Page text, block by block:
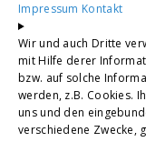
Unsere
4,2
Impressum Kontakt
Wir und auch Dritte
mit Hilfe derer
bzw. auf solche
werden, z.B. Cookies.
uns und den
verschiedene Zwecke,